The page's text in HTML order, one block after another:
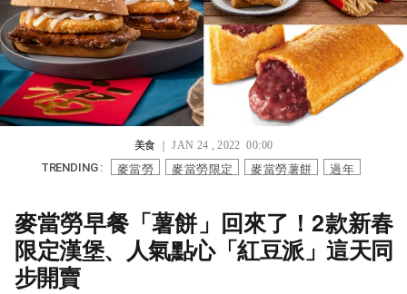
美食｜ JAN 24 , 2022 00:00
TRENDING : 麥當勞 麥當勞限定 麥當勞薯餅 過年
麥當勞早餐「薯餅」回來了！2款新春
限定漢堡、人氣點心「紅豆派」這天同
步開賣